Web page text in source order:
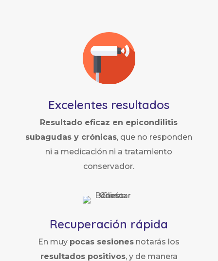
Excelentes resultados
Resultado eficaz en epicondilitis
subagudas y crónicas, que no responden
ni a medicación ni a tratamiento
conservador.
Recuperación rápida
En muy pocas sesiones notarás los
resultados positivos, y de manera